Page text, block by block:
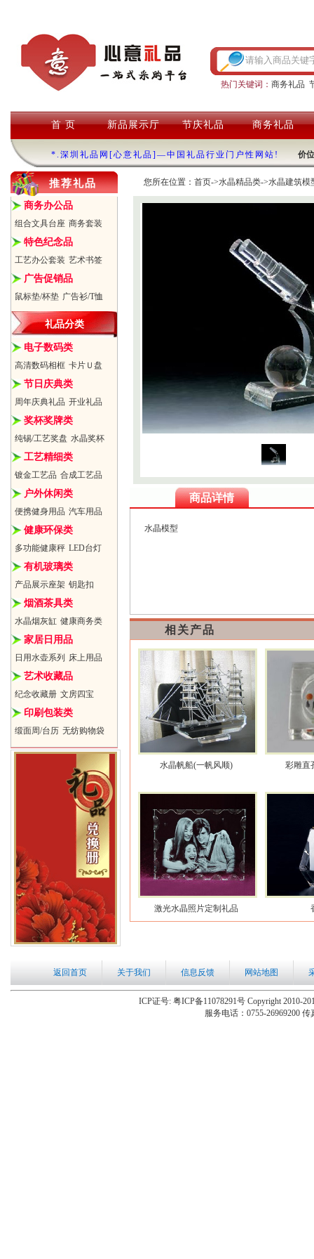
热门关键词： 商务礼品
首 页 新品展示厅 节庆礼品 商务礼品
*.深圳礼品网[心意礼品]—中国礼品行业门户性网站! 价
推荐礼品
商务办公品
组合文具台座 商务套装
特色纪念品
工艺办公套装 艺术书签
广告促销品
鼠标垫/杯垫 广告衫/T恤
礼品分类
电子数码类
高清数码相框 卡片Ｕ盘
节日庆典类
周年庆典礼品 开业礼品
奖杯奖牌类
纯锡/工艺奖盘 水晶奖杯
工艺精细类
镀金工艺品 合成工艺品
户外休闲类
便携健身用品 汽车用品
健康环保类
多功能健康秤 LED台灯
有机玻璃类
产品展示座架 钥匙扣
烟酒茶具类
水晶烟灰缸 健康商务类
家居日用品
日用水壶系列 床上用品
艺术收藏品
纪念收藏册 文房四宝
印刷包装类
缎面周/台历 无纺购物袋
您所在位置： 首页->水晶精品类->水晶建筑模
商品详情
水晶模型
相关产品
水晶帆船(一帆风顺) 彩雕直
激光水晶照片定制礼品
返回首页 关于我们 信息反馈 网站地图
ICP证号: 粤ICP备11078291号 Copyright 2010-
服务电话：0755-26969200 传